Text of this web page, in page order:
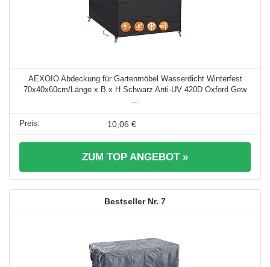
AEXOIO Abdeckung für Gartenmöbel Wasserdicht Winterfest
70x40x60cm/Länge x B x H Schwarz Anti-UV 420D Oxford Gew
10,06 €
ZUM TOP ANGEBOT »
7